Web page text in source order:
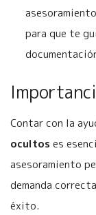
para que te
Contar con la
ocultos es
asesoramiento
demanda
éxito.